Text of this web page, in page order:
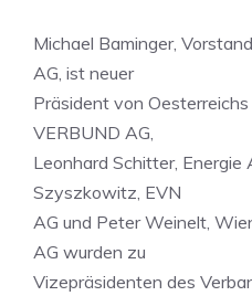
Michael Baminger,
AG, ist neuer
Präsident von Oesterreichs
VERBUND AG,
Leonhard Schitter, Energie
Szyszkowitz, EVN
AG und Peter Weinelt,
AG wurden zu
Vizepräsidenten des